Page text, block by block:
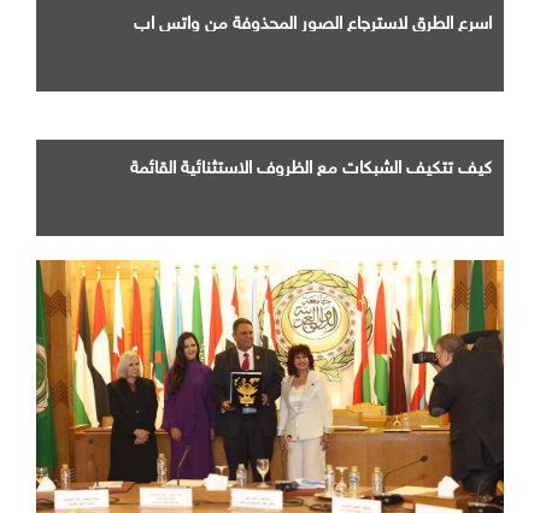
اسرع الطرق لاسترجاع الصور المحذوفة من واتس اب
كيف تتكيف الشبكات مع الظروف الاستثنائية القائمة